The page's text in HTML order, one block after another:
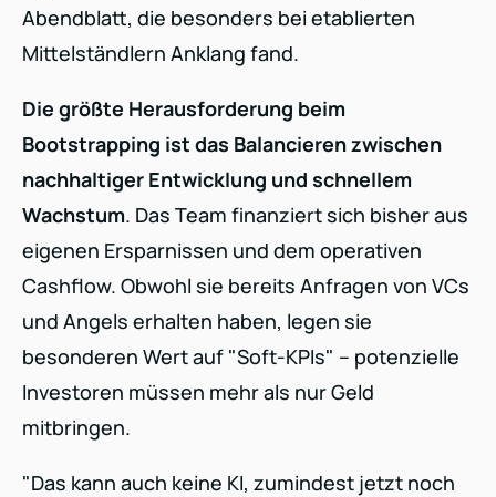
Abendblatt, die besonders bei etablierten
Mittelständlern Anklang fand.
Die größte Herausforderung beim
Bootstrapping ist das Balancieren zwischen
nachhaltiger Entwicklung und schnellem
Wachstum. Das Team finanziert sich bisher aus
eigenen Ersparnissen und dem operativen
Cashflow. Obwohl sie bereits Anfragen von VCs
und Angels erhalten haben, legen sie
besonderen Wert auf "Soft-KPIs" – potenzielle
Investoren müssen mehr als nur Geld
mitbringen.
"Das kann auch keine KI, zumindest jetzt noch